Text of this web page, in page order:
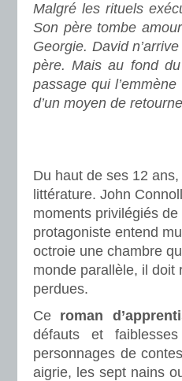
Malgré les rituels
Son père tombe
Georgie. David
père. Mais au fond
passage qui
d’un moyen de
Du haut de ses 12
littérature. John
moments privilégiés
protagoniste entend
octroie une chambre
monde parallèle, il
perdues.
Ce roman
défauts et
personnages de
aigrie, les sept nains